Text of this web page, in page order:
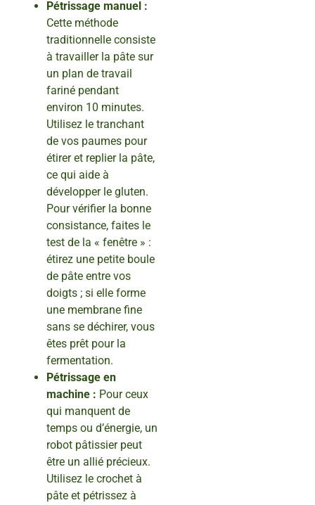
Pétrissage manuel :
Cette méthode
traditionnelle consiste
à travailler la pâte sur
un plan de travail
fariné pendant
environ 10 minutes.
Utilisez le tranchant
de vos paumes pour
étirer et replier la pâte,
ce qui aide à
développer le gluten.
Pour vérifier la bonne
consistance, faites le
test de la « fenêtre » :
étirez une petite boule
de pâte entre vos
doigts ; si elle forme
une membrane fine
sans se déchirer, vous
êtes prêt pour la
fermentation.
Pétrissage en
machine : Pour ceux
qui manquent de
temps ou d’énergie, un
robot pâtissier peut
être un allié précieux.
Utilisez le crochet à
pâte et pétrissez à